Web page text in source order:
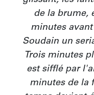
de la brume,
minutes
Soudain un
Trois minutes
est sifflé par
minutes de la